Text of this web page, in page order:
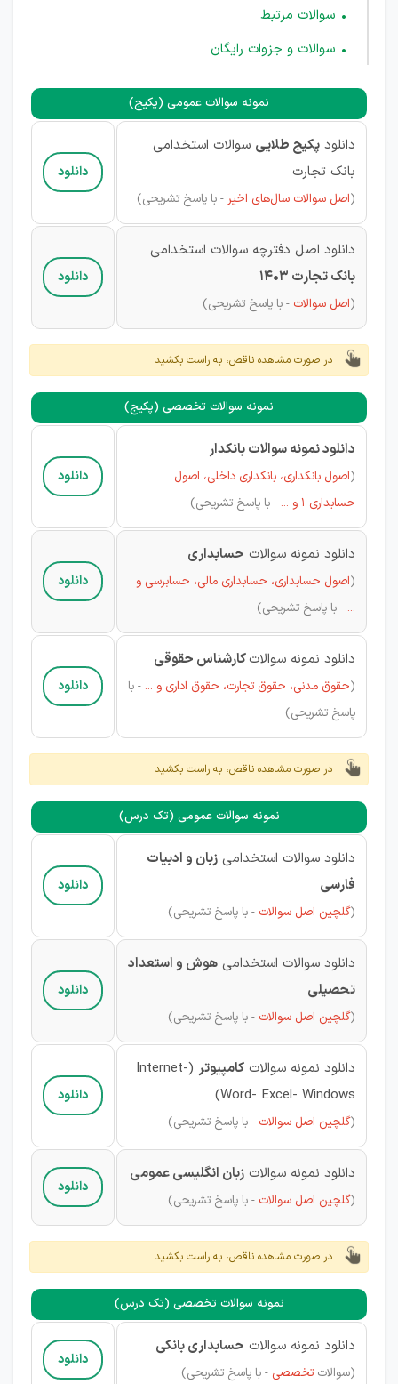
سوالات مرتبط
سوالات و جزوات رایگان
نمونه سوالات عمومی (پکیج)
دانلود پکیج طلایی سوالات استخدامی
بانک تجارت
(اصل سوالات سال‌های اخیر - با پاسخ تشریحی)
دانلود
دانلود اصل دفترچه سوالات استخدامی
بانک تجارت 1403
(اصل سوالات - با پاسخ تشریحی)
دانلود
در صورت مشاهده ناقص، به راست بکشید
نمونه سوالات تخصصی (پکیج)
دانلود نمونه سوالات بانکدار
(اصول بانکداری، بانکداری داخلی، اصول
حسابداری 1 و ...
- با پاسخ تشریحی)
دانلود
دانلود نمونه سوالات حسابداری
(اصول حسابداری، حسابداری مالی، حسابرسی و
...
- با پاسخ تشریحی)
دانلود
دانلود نمونه سوالاتکارشناس حقوقی
(حقوق مدنی، حقوق تجارت، حقوق اداری و ... - با
پاسخ تشریحی)
دانلود
در صورت مشاهده ناقص، به راست بکشید
نمونه سوالات عمومی (تک درس)
دانلود سوالات استخدامی زبان و ادبیات
فارسی
(گلچین اصل سوالات - با پاسخ تشریحی)
دانلود
دانلود سوالات استخدامی هوش و استعداد
تحصیلی
(گلچین اصل سوالات - با پاسخ تشریحی)
دانلود
دانلود نمونه سوالات کامپیوتر (Internet-
Word- Excel- Windows)
(گلچین اصل سوالات - با پاسخ تشریحی)
دانلود
دانلود نمونه سوالات زبان انگلیسی عمومی
(گلچین اصل سوالات - با پاسخ تشریحی)
دانلود
در صورت مشاهده ناقص، به راست بکشید
نمونه سوالات تخصصی (تک درس)
دانلود نمونه سوالات حسابداری بانکی
(سوالات تخصصی - با پاسخ تشریحی)
دانلود